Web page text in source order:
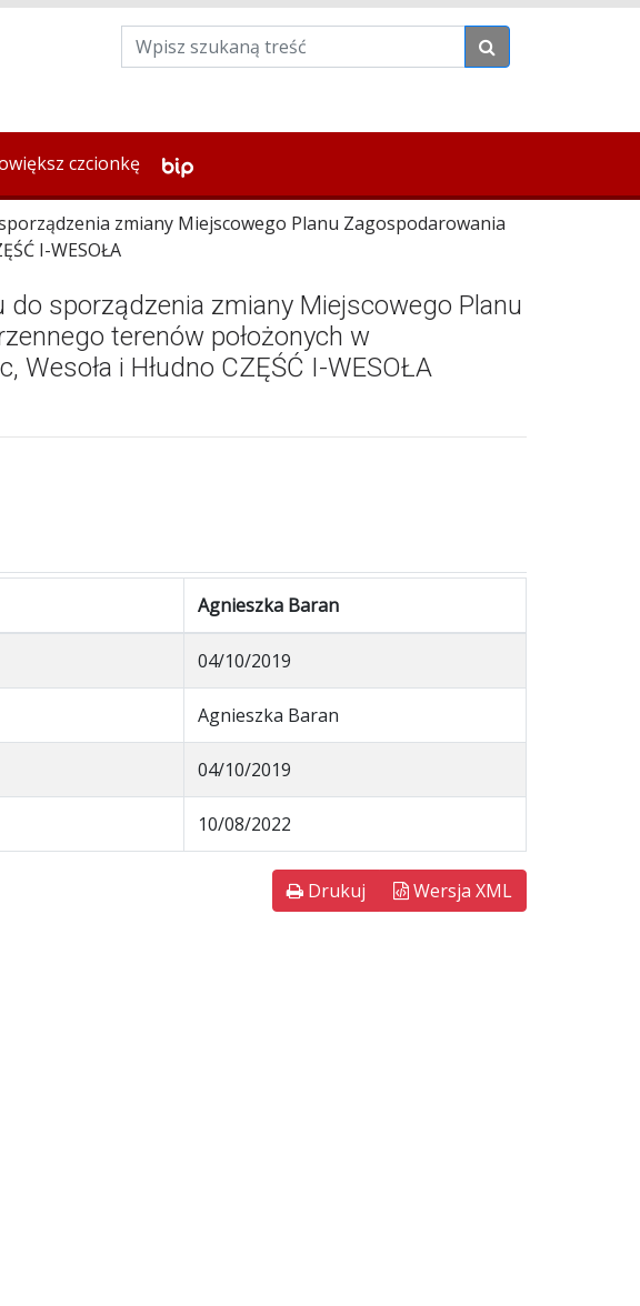
czcionkę
zmiany Miejscowego Planu Zagospodarowania
I-WESOŁA
do sporządzenia zmiany Miejscowego Planu
terenów położonych w
Wesoła i Hłudno CZĘŚĆ I-WESOŁA
Agnieszka Baran
04/10/2019
Agnieszka Baran
04/10/2019
10/08/2022
Drukuj Wersja XML